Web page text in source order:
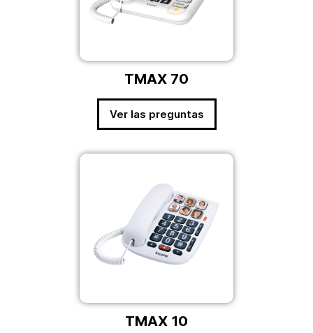
TMAX 70
Ver las preguntas
TMAX 10